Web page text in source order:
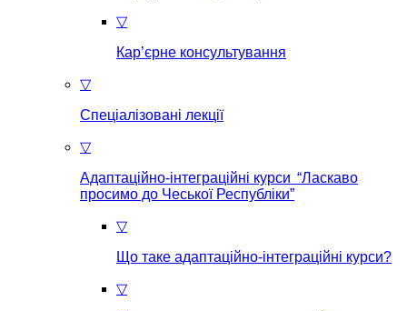
▽
Кар’єрне консультування
▽
Спеціалізовані лекції
▽
Адаптаційно-інтеграційні курси “Ласкаво
просимо до Чеської Республіки”
▽
Що таке aдаптаційно-інтеграційні курси?
▽